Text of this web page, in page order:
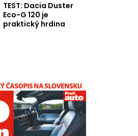
TEST: Dacia Duster
Eco-G 120 je
praktický hrdina